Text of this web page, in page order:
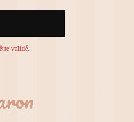
validé.